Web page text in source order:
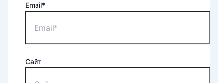
Email*
Сайт